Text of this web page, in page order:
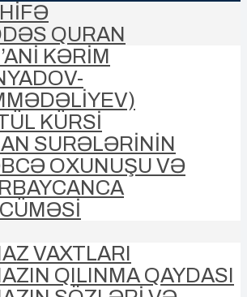
QURAN
KƏRİM
KÜRSİ
SURƏLƏRİNİN
OXUNUŞU VƏ
VAXTLARI
QILINMA QAYDASI